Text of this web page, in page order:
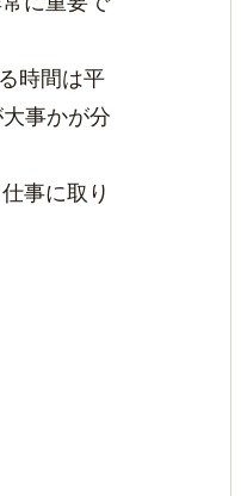
時間は平
事かが分
事に取り